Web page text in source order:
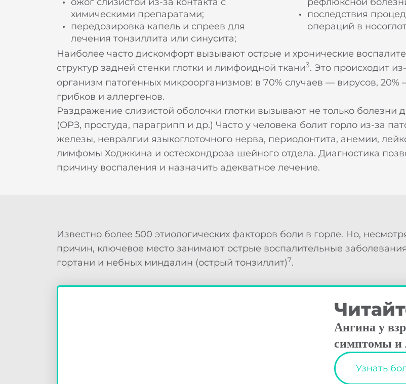
химическими препаратами;
передозировка капель и спреев для
лечения тонзиллита или синусита;
последствия
операций в
Наиболее часто дискомфорт вызывают острые и хронические
структур задней стенки глотки и лимфоидной ткани3. Это происходит
организм патогенных микроорганизмов: в 70% случаев — вирусов, 20%
грибков и аллергенов.
Раздражение слизистой оболочки глотки вызывают не только болезни
(ОРЗ, простуда, парагрипп и др.) Часто у человека болит горло из-за
железы, невралгии языкоглоточного нерва, периодонтита, анемии,
лимфомы Ходжкина и остеохондроза шейного отдела. Диагностика
причину воспаления и назначить адекватное лечение.
Известно более 500 этиологических факторов боли в горле. Но,
причин, ключевое место занимают острые воспалительные
гортани и небных миндалин (острый тонзиллит)7.
Ангина у
симптомы и
Узнать
Благодарим за оставленную
Наши специалисты свяжутся с вами в
время.
Широкий
аптечных